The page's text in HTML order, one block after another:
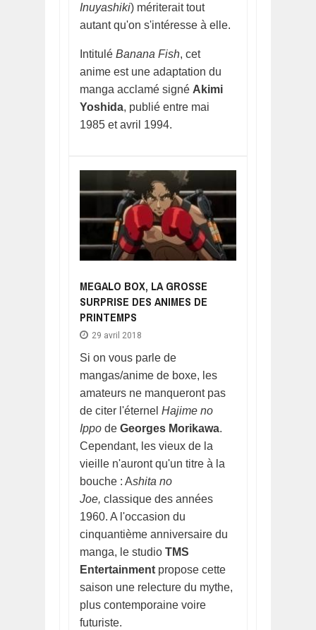
Inuyashiki) mériterait tout
autant qu'on s'intéresse à elle.
Intitulé Banana Fish, cet
anime est une adaptation du
manga acclamé signé Akimi
Yoshida, publié entre mai
1985 et avril 1994.
MEGALO BOX, LA GROSSE
SURPRISE DES ANIMES DE
PRINTEMPS
29 avril 2018
Si on vous parle de
mangas/anime de boxe, les
amateurs ne manqueront pas
de citer l'éternel Hajime no
Ippo de Georges Morikawa.
Cependant, les vieux de la
vieille n'auront qu'un titre à la
bouche : Ashita no
Joe, classique des années
1960. A l'occasion du
cinquantième anniversaire du
manga, le studio TMS
Entertainment propose cette
saison une relecture du mythe,
plus contemporaine voire
futuriste.